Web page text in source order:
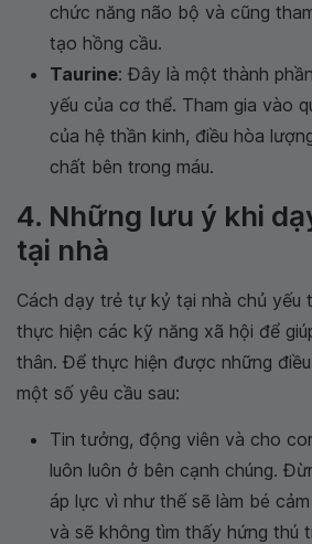
chức năng não bộ và cũng
tạo hồng cầu.
Taurine: Đây là một thành
yếu của cơ thể. Tham gia vào
của hệ thần kinh, điều hòa
chất bên trong máu.
4. Những lưu ý khi
tại nhà
Cách dạy trẻ tự kỷ tại nhà chủ yếu
thực hiện các kỹ năng xã hội để
thân. Để thực hiện được những
một số yêu cầu sau:
Tin tưởng, động viên và cho
luôn luôn ở bên cạnh chúng.
áp lực vì như thế sẽ làm bé
và sẽ không tìm thấy hứng thú